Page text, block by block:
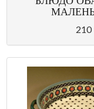
210